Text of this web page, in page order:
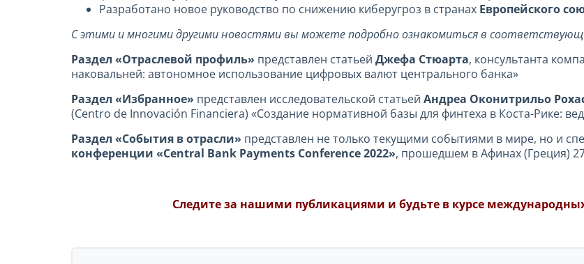
Разработано новое руководство по снижению киберугроз в странах Европейского
С этими и многими другими новостями вы можете подробно ознакомиться в
Раздел «Отраслевой профиль» представлен статьей Джефа Стюарта, консультанта
наковальней: автономное использование цифровых валют центрального банка»
Раздел «Избранное» представлен исследовательской статьей Андреа Оконитрильо
(Centro de Innovación Financiera) «Создание нормативной базы для финтеха в Коста-Рике:
Раздел «События в отрасли» представлен не только текущими событиями в мире, но и
конференции «Central Bank Payments Conference 2022», прошедшем в Афинах (Греция)
Следите за нашими публикациями и будьте в курсе